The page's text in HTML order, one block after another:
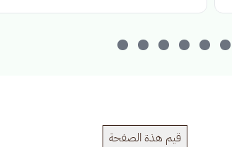
قيم هذة الصفحة